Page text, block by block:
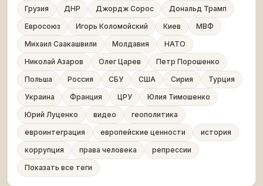
Грузия
ДНР Джордж Сорос
Дональд Трамп
Евросоюз
Игорь Коломойский Киев
МВФ
Михаил Саакашвили
Молдавия
НАТО
Николай Азаров
Олег Царев
Петр Порошенко
Польша
Россия СБУ США Сирия
Турция
Украина
Франция ЦРУ
Юлия Тимошенко
Юрий Луценко
видео
геополитика
евроинтеграция
европейские ценности
история
коррупция
права человека
репрессии
Показать все теги